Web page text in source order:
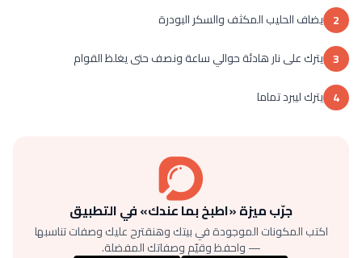
2 يضاف الحليب المكثف والسكر البودرة
3 يترك على نار هادئة حوالي ساعة ونصف حتى يغلظ القوام
4 يترك ليبرد تماما
جرّب ميزة «اطبخ بما عندك» في التطبيق
اكتب المكونات الموجودة في بيتك وهنقترح عليك وصفات تناسبها
— واحفظ وقيّم وصفاتك المفضلة.